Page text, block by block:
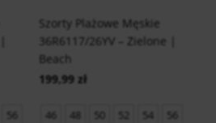
56
Szorty Plażowe Męskie
36R6117/26YV – Zielone |
Beach
199,99 zł
46 48 50 52 54
56